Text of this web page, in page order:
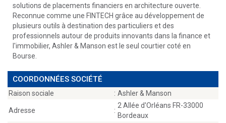
solutions de placements financiers en architecture ouverte.
Reconnue comme une FINTECH grâce au développement de
plusieurs outils à destination des particuliers et des
professionnels autour de produits innovants dans la finance et
l'immobilier, Ashler & Manson est le seul courtier coté en
Bourse.
COORDONNÉES SOCIÉTÉ
Raison sociale : Ashler & Manson
Adresse :
2 Allée d'Orléans FR-33000
Bordeaux